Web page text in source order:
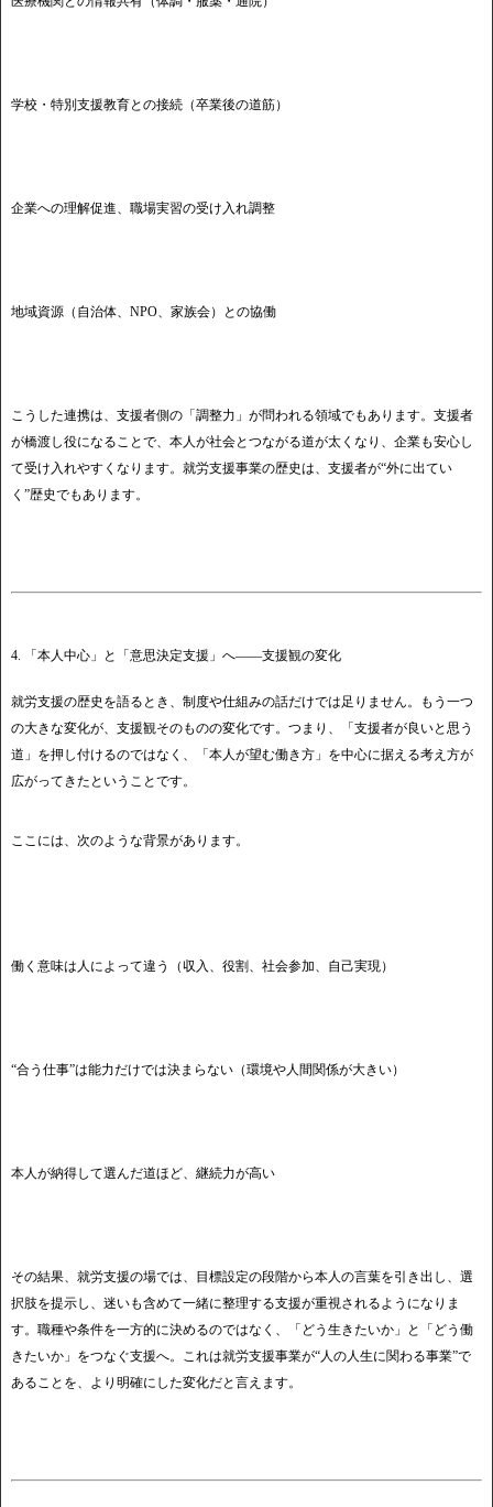
学校・特別支援教育との接続（卒業後の道筋）
企業への理解促進、職場実習の受け入れ調整
地域資源（自治体、NPO、家族会）との協働
こうした連携は、支援者側の「調整力」が問われる領域でもあります。支援者
が橋渡し役になることで、本人が社会とつながる道が太くなり、企業も安心し
て受け入れやすくなります。就労支援事業の歴史は、支援者が“外に出てい
く”歴史でもあります。
4. 「本人中心」と「意思決定支援」へ――支援観の変化
就労支援の歴史を語るとき、制度や仕組みの話だけでは足りません。もう一つ
の大きな変化が、支援観そのものの変化です。つまり、「支援者が良いと思う
道」を押し付けるのではなく、「本人が望む働き方」を中心に据える考え方が
広がってきたということです。
ここには、次のような背景があります。
働く意味は人によって違う（収入、役割、社会参加、自己実現）
“合う仕事”は能力だけでは決まらない（環境や人間関係が大きい）
本人が納得して選んだ道ほど、継続力が高い
その結果、就労支援の場では、目標設定の段階から本人の言葉を引き出し、選
択肢を提示し、迷いも含めて一緒に整理する支援が重視されるようになりま
す。職種や条件を一方的に決めるのではなく、「どう生きたいか」と「どう働
きたいか」をつなぐ支援へ。これは就労支援事業が“人の人生に関わる事業”で
あることを、より明確にした変化だと言えます。